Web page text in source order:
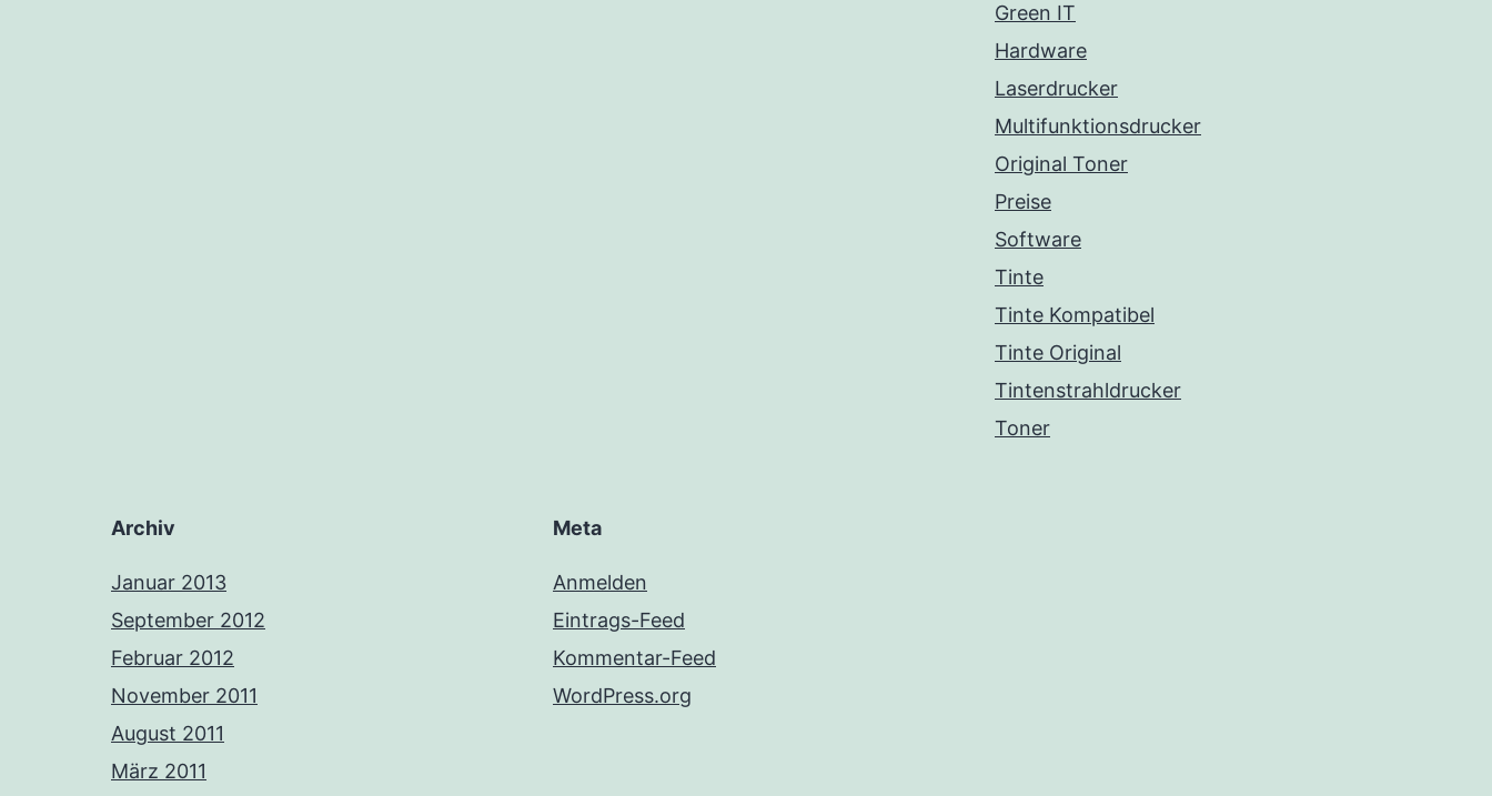
Green IT
Hardware
Laserdrucker
Multifunktionsdrucker
Original Toner
Preise
Software
Tinte
Tinte Kompatibel
Tinte Original
Tintenstrahldrucker
Toner
Archiv
Januar 2013
September 2012
Februar 2012
November 2011
August 2011
März 2011
Meta
Anmelden
Eintrags-Feed
Kommentar-Feed
WordPress.org